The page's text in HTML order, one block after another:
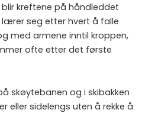
kreftene på håndleddet
lærer seg etter hvert å falle
med armene inntil kroppen,
ofte etter det første
skøytebanen og i skibakken
eller sidelengs uten å rekke å